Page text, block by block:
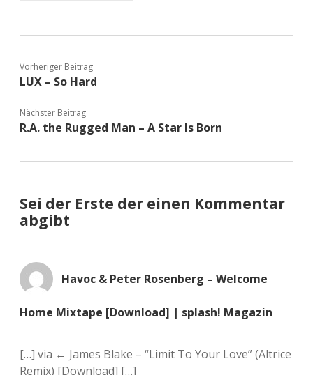
Vorheriger Beitrag
LUX – So Hard
Nächster Beitrag
R.A. the Rugged Man – A Star Is Born
Sei der Erste der einen Kommentar
abgibt
Havoc & Peter Rosenberg – Welcome
Home Mixtape [Download] | splash! Magazin
[…] via ← James Blake – “Limit To Your Love” (Altrice
Remix) [Download] […]